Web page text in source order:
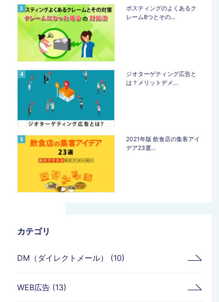
ポスティングのよくあるク
レーム8つとその...
ジオターゲティング広告と
は？メリットデメ...
2021年版 飲食店の集客アイ
デア23選...
カテゴリ
DM（ダイレクトメール） (10)
WEB広告 (13)